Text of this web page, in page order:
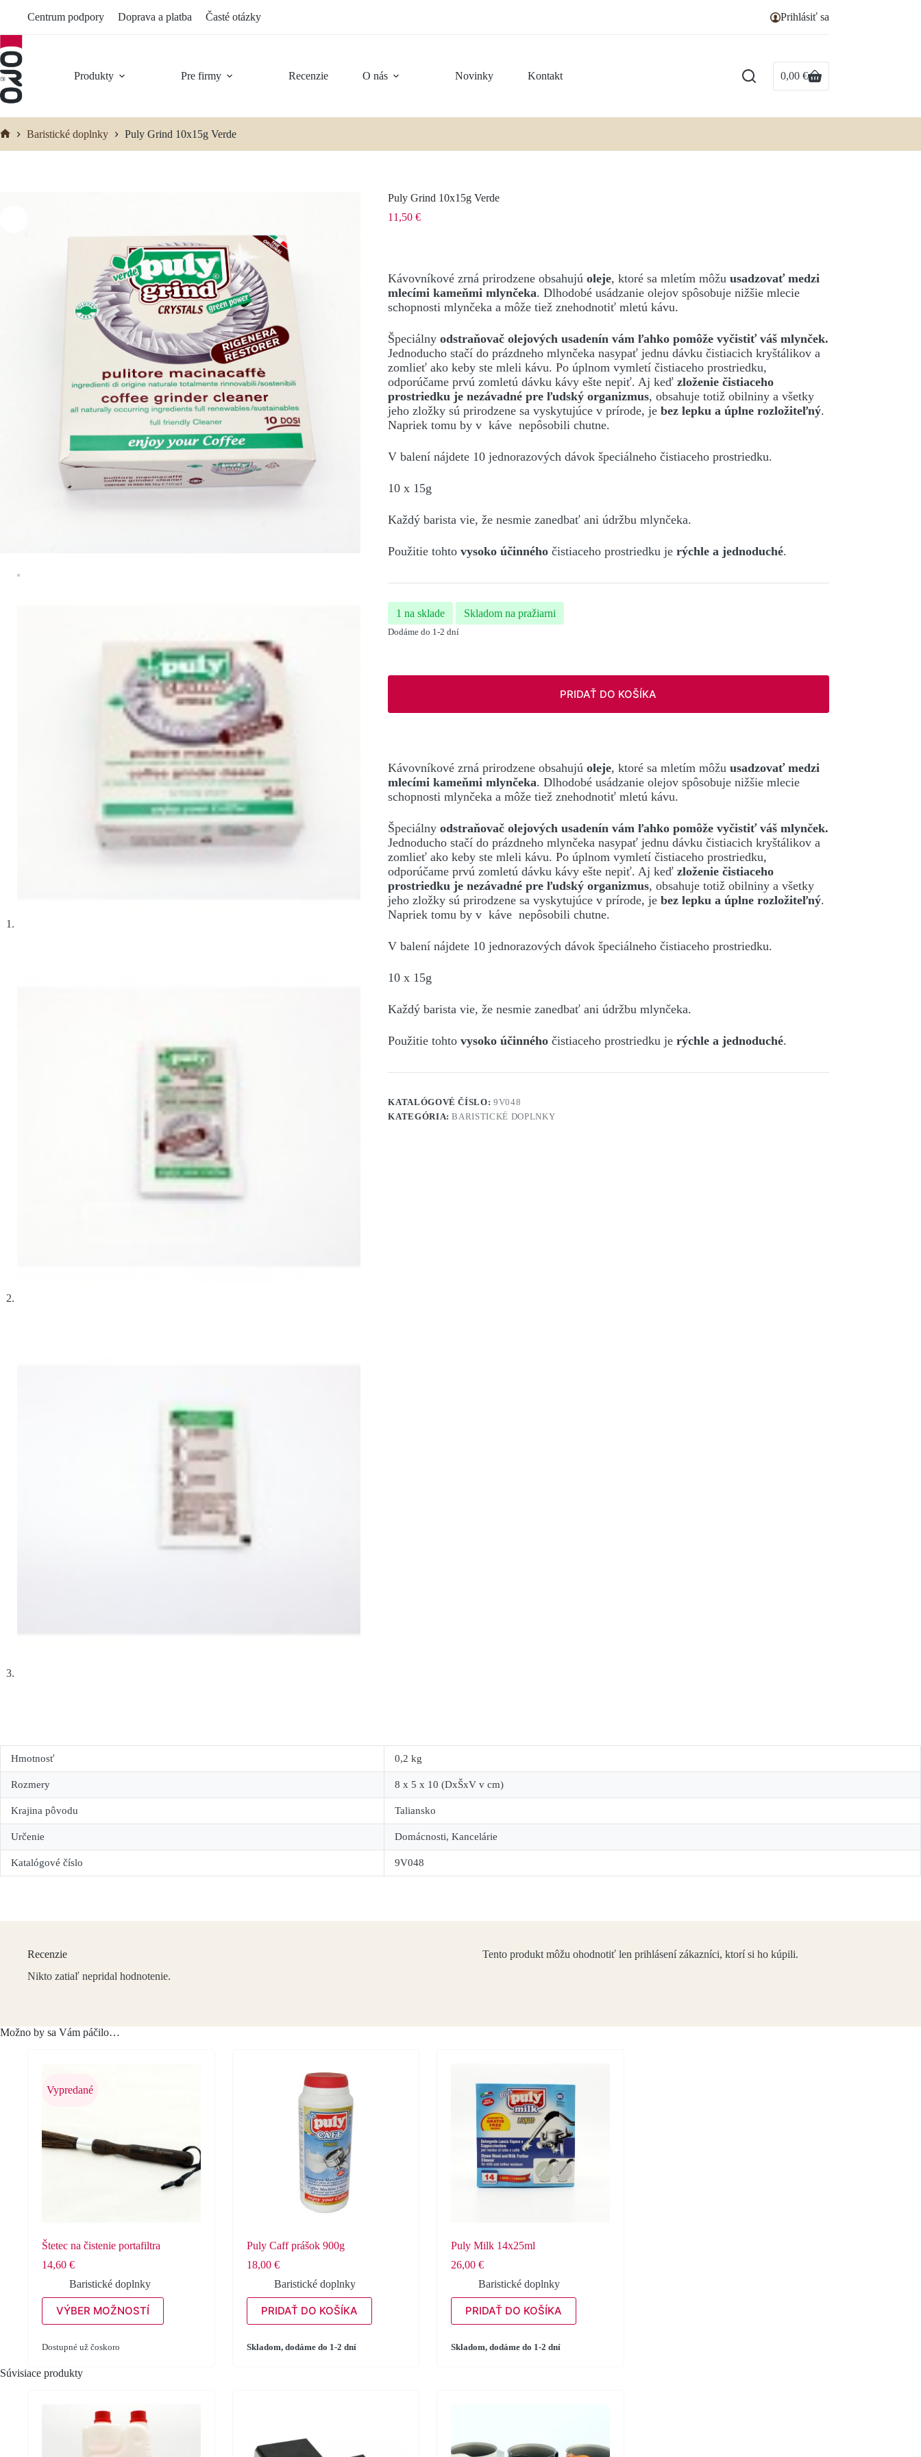
Centrum podpory Doprava a platba Časté otázky Prihlásiť sa
Produkty Pre firmy Recenzie O nás Novinky Kontakt
Nákupný
košík
0,00 €
Baristické doplnky Puly Grind 10x15g Verde
Puly Grind 10x15g Verde
11,50€
Kávovníkové zrná prirodzene obsahujúoleje, ktoré sa mletím môžuusadzovať medzi
mlecími kameňmi mlynčeka. Dlhodobé usádzanie olejov spôsobuje nižšie mlecie
schopnosti mlynčeka a môže tiež znehodnotiť mletú kávu.
Špeciálnyodstraňovač olejových usadenín vám ľahko pomôže vyčistiť váš mlynček.
Jednoducho stačí do prázdneho mlynčeka nasypať jednu dávku čistiacich kryštálikov a
zomlieť ako keby ste mleli kávu. Po úplnom vymletí čistiaceho prostriedku,
odporúčame prvú zomletú dávku kávy ešte nepiť. Aj keďzloženie čistiaceho
prostriedku je nezávadné pre ľudský organizmus, obsahuje totiž obilniny a všetky
jeho zložky sú prirodzene sa vyskytujúce v prírode, jebez lepku a úplne rozložiteľný.
Napriek tomu by v káve nepôsobili chutne.
V balení nájdete 10 jednorazových dávok špeciálneho čistiaceho prostriedku.
10 x 15g
Každý barista vie, že nesmie zanedbať ani údržbu mlynčeka.
Použitie tohtovysoko účinného čistiaceho prostriedku jerýchle a jednoduché.
1 na sklade Skladom na pražiarni
Dodáme do 1-2 dní
PRIDAŤ DO KOŠÍKA
Kávovníkové zrná prirodzene obsahujúoleje, ktoré sa mletím môžuusadzovať medzi
mlecími kameňmi mlynčeka. Dlhodobé usádzanie olejov spôsobuje nižšie mlecie
schopnosti mlynčeka a môže tiež znehodnotiť mletú kávu.
Špeciálnyodstraňovač olejových usadenín vám ľahko pomôže vyčistiť váš mlynček.
Jednoducho stačí do prázdneho mlynčeka nasypať jednu dávku čistiacich kryštálikov a
zomlieť ako keby ste mleli kávu. Po úplnom vymletí čistiaceho prostriedku,
odporúčame prvú zomletú dávku kávy ešte nepiť. Aj keďzloženie čistiaceho
prostriedku je nezávadné pre ľudský organizmus, obsahuje totiž obilniny a všetky
jeho zložky sú prirodzene sa vyskytujúce v prírode, jebez lepku a úplne rozložiteľný.
Napriek tomu by v káve nepôsobili chutne.
V balení nájdete 10 jednorazových dávok špeciálneho čistiaceho prostriedku.
10 x 15g
Každý barista vie, že nesmie zanedbať ani údržbu mlynčeka.
Použitie tohtovysoko účinného čistiaceho prostriedku jerýchle a jednoduché.
KATALÓGOVÉ ČÍSLO:9V048
KATEGÓRIA:BARISTICKÉ DOPLNKY
Hmotnosť 0,2 kg
Rozmery 8 x 5 x 10 (DxŠxV v cm)
Krajina pôvodu Taliansko
Určenie Domácnosti, Kancelárie
Katalógové číslo 9V048
Recenzie
Nikto zatiaľ nepridal hodnotenie.
Tento produkt môžu ohodnotiť len prihlásení zákazníci, ktorí si ho kúpili.
Možno by sa Vám páčilo…
Vypredané
Štetec na čistenie portafiltra
14,60 €
Baristické doplnky
VÝBER MOŽNOSTÍ
Tento
produkt
má
variantov.
si
Dostupné už čoskoro
Puly Caff prášok 900g
18,00 €
Baristické doplnky
PRIDAŤ DO KOŠÍKA
Skladom, dodáme do 1-2 dní
Puly Milk 14x25ml
26,00€
Baristické doplnky
PRIDAŤ DO KOŠÍKA
Skladom, dodáme do 1-2 dní
Súvisiace produkty